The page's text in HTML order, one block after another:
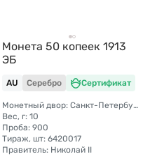
Монета 50 копеек 1913
ЭБ
AU Серебро Сертификат
Монетный двор: Санкт-Петербургский монетный двор
Вес, г: 10
Проба: 900
Тираж, шт: 6420017
Правитель: Николай II